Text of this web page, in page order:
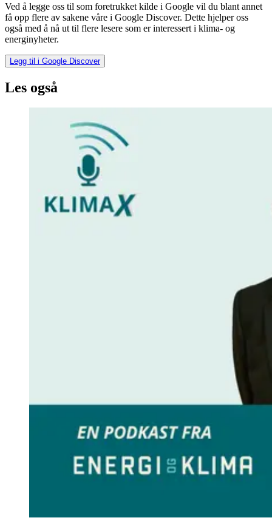
Ved å legge oss til som foretrukket kilde i Google vil du blant annet
få opp flere av sakene våre i Google Discover. Dette hjelper oss
også med å nå ut til flere lesere som er interessert i klima- og
energinyheter.
Legg til i Google Discover
Les også